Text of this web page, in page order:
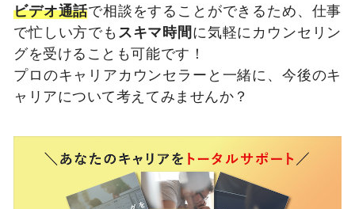
ビデオ通話で相談をすることができるため、仕事
で忙しい方でも スキマ時間に気軽にカウンセリン
グを受けることも可能です！
プロのキャリアカウンセラーと一緒に、今後のキ
ャリアについて考えてみませんか？